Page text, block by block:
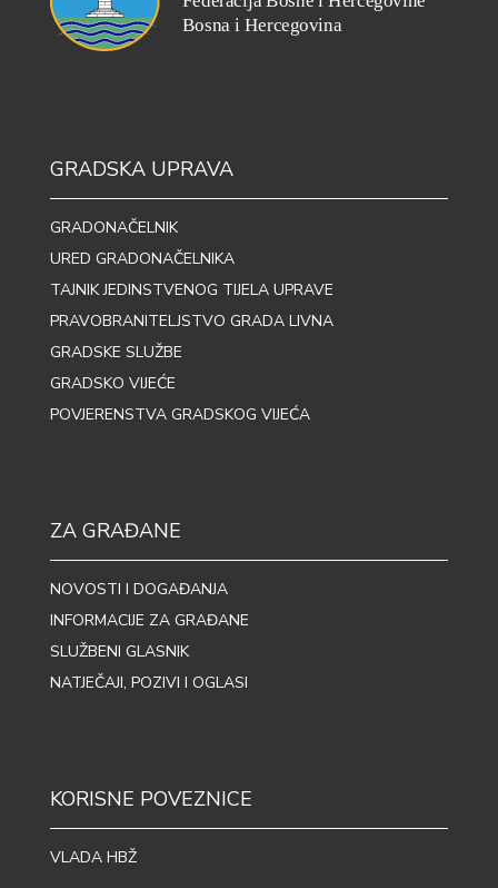
GRADSKA UPRAVA
GRADONAČELNIK
URED GRADONAČELNIKA
TAJNIK JEDINSTVENOG TIJELA UPRAVE
PRAVOBRANITELJSTVO GRADA LIVNA
GRADSKE SLUŽBE
GRADSKO VIJEĆE
POVJERENSTVA GRADSKOG VIJEĆA
ZA GRAĐANE
NOVOSTI I DOGAĐANJA
INFORMACIJE ZA GRAĐANE
SLUŽBENI GLASNIK
NATJEČAJI, POZIVI I OGLASI
KORISNE POVEZNICE
VLADA HBŽ